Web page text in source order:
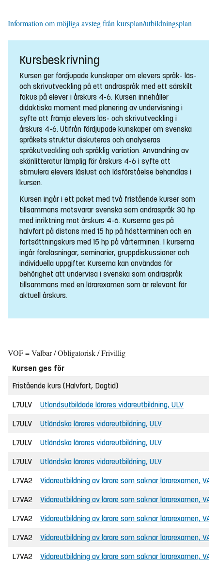
Information om möjliga avsteg från kursplan/utbildningsplan
Kursbeskrivning
Kursen ger fördjupade kunskaper om elevers språk- läs-
och skrivutveckling på ett andraspråk med ett särskilt
fokus på elever i årskurs 4-6. Kursen innehåller
didaktiska moment med planering av undervisning i
syfte att främja elevers läs- och skrivutveckling i
årskurs 4-6. Utifrån fördjupade kunskaper om svenska
språkets struktur diskuteras och analyseras
språkutveckling och språklig variation. Användning av
skönlitteratur lämplig för årskurs 4-6 i syfte att
stimulera elevers läslust och läsförståelse behandlas i
kursen.
Kursen ingår i ett paket med två fristående kurser som
tillsammans motsvarar svenska som andraspråk 30 hp
med inriktning mot årskurs 4-6. Kurserna ges på
halvfart på distans med 15 hp på höstterminen och en
fortsättningskurs med 15 hp på vårterminen. I kurserna
ingår föreläsningar, seminarier, gruppdiskussioner och
individuella uppgifter. Kurserna kan användas för
behörighet att undervisa i svenska som andraspråk
tillsammans med en lärarexamen som är relevant för
aktuell årskurs.
VOF = Valbar / Obligatorisk / Frivillig
Kursen ges för
Fristående kurs (Halvfart, Dagtid)
L7ULV Utlandsutbildade lärares vidareutbildning, ULV
L7ULV Utländska lärares vidareutbildning, ULV
L7ULV Utländska lärares vidareutbildning, ULV
L7ULV Utländska lärares vidareutbildning, ULV
L7VA2 Vidareutbildning av lärare som saknar lärarexamen, VAL
L7VA2 Vidareutbildning av lärare som saknar lärarexamen, VAL
L7VA2 Vidareutbildning av lärare som saknar lärarexamen, VAL
L7VA2 Vidareutbildning av lärare som saknar lärarexamen, VAL
L7VA2 Vidareutbildning av lärare som saknar lärarexamen, VAL